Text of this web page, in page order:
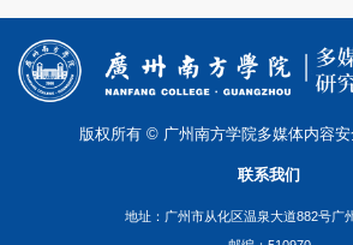
版权所有 © 广州南方学院多媒体内容
联系我们
地址：广州市从化区温泉大道882号广